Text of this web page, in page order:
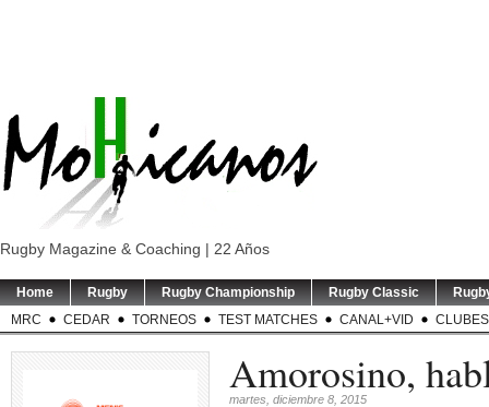
Rugby Magazine & Coaching | 22 Años
Home Rugby Rugby Championship Rugby Classic
MRC
CEDAR TORNEOS TEST MATCHES CANAL+VID CLUBES
Amorosino,
martes, diciembre 8, 2015